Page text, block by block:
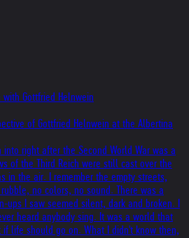
with Gottfried Helnwein
of Gottfried Helnwein at the Albertina
into right after the Second World War was a
of the Third Reich were still cast over the
in the air. I remember the empty streets,
no colors, no sound. There was a
I saw seemed silent, dark and broken. I
heard anybody sing. It was a world that
life should go on. What I didn't know then,